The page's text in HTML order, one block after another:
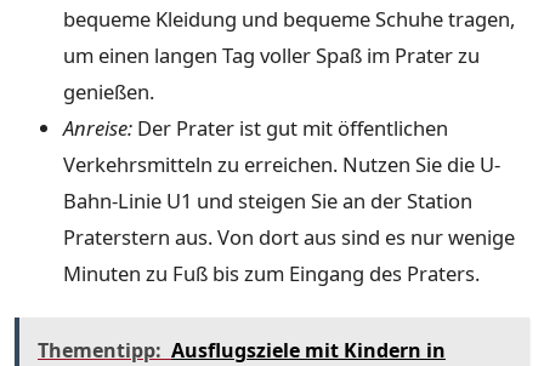
bequeme Kleidung und bequeme Schuhe tragen,
um einen langen Tag voller Spaß im Prater zu
genießen.
Anreise: Der Prater ist gut mit öffentlichen
Verkehrsmitteln zu erreichen. Nutzen Sie die U-
Bahn-Linie U1 und steigen Sie an der Station
Praterstern aus. Von dort aus sind es nur wenige
Minuten zu Fuß bis zum Eingang des Praters.
Thementipp: Ausflugsziele mit Kindern in